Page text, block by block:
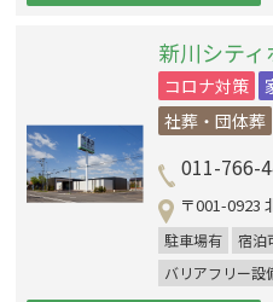
新川シティ
コロナ対策
社葬・団体葬
011-766-
〒001-0923
駐車場有 宿泊
バリアフリー設